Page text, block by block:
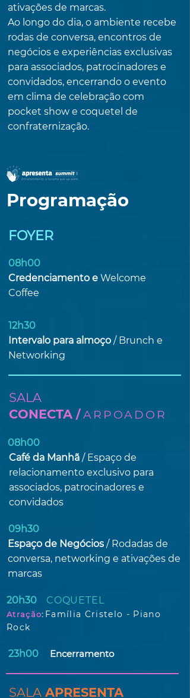
ativações de marcas.
Ao longo do dia, o ambiente recebe
rodas de conversa, encontros de
negócios e experiências exclusivas
para associados, patrocinadores e
convidados, encerrando o evento
em clima de celebração com
pocket show e coquetel de
confraternização.
Programação
FOYER
08h00
Credenciamento e Welcome
Coffee
12h30
Intervalo para almoço / Brunch e
Networking
SALA
CONECTA / ARPOADOR
08h00
Café da Manhã / Espaço de
relacionamento exclusivo para
associados, patrocinadores e
convidados
09h30
Espaço de Negócios / Rodadas de
conversa, networking e ativações de
marcas
20h30 COQUETEL
Atração: Família Cristelo - Piano
Rock
23h00 Encerramento
SALA APRESENTA